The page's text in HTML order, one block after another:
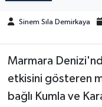
Sinem Sıla Demirkaya
Marmara
etkisini gösteren
bağlı Kumla ve